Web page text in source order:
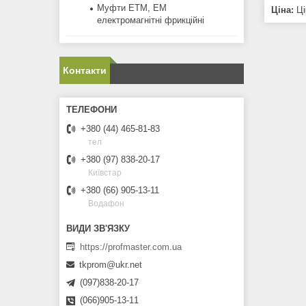
Ціна:
Муфти ЕТМ, ЕМ
електромагнітні фрикційні
Контакти
+380 (44) 465-81-83
тел
+380 (97) 838-20-17
Київстар
+380 (66) 905-13-11
Водафон
https://profmaster.com.ua
tkprom@ukr.net
(097)838-20-17
(066)905-13-11